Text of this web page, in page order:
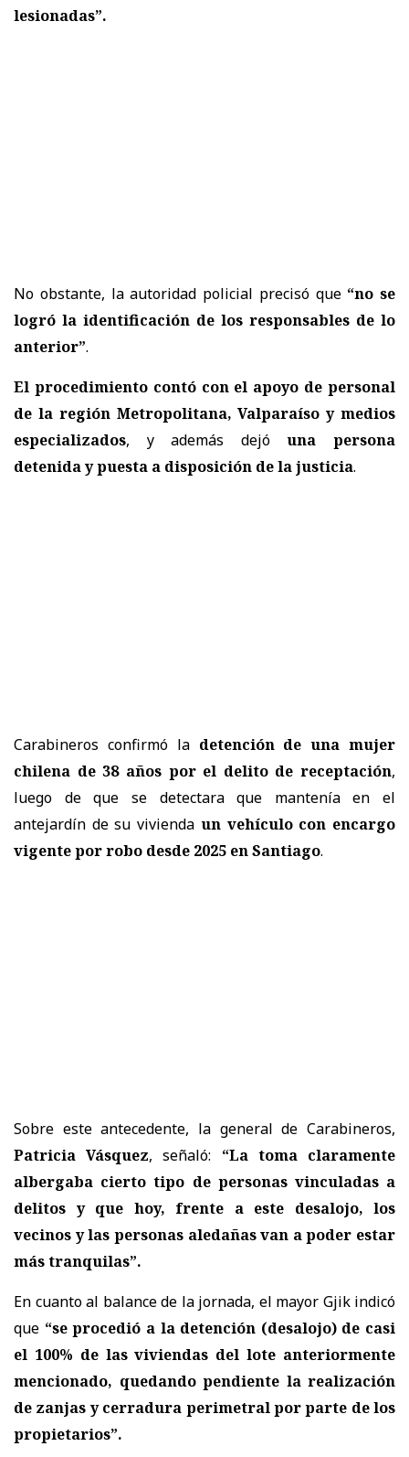
lesionadas”.
No obstante, la autoridad policial precisó que “no se
logró la identificación de los responsables de lo
anterior”.
El procedimiento contó con el apoyo de personal
de la región Metropolitana, Valparaíso y medios
especializados, y además dejóuna persona
detenida y puesta a disposición de la justicia.
Carabineros confirmó la detención de una mujer
chilena de 38 años por el delito de receptación,
luego de que se detectara que mantenía en el
antejardín de su vivienda un vehículo con encargo
vigente por robo desde 2025 en Santiago.
Sobre este antecedente, la general de Carabineros,
Patricia Vásquez, señaló: “La toma claramente
albergaba cierto tipo de personas vinculadas a
delitos y que hoy, frente a este desalojo, los
vecinos y las personas aledañas van a poder estar
más tranquilas”.
En cuanto al balance de la jornada, el mayor Gjik indicó
que “se procedió a la detención (desalojo) de casi
el 100% de las viviendas del lote anteriormente
mencionado, quedando pendiente la realización
de zanjas y cerradura perimetral por parte de los
propietarios”.